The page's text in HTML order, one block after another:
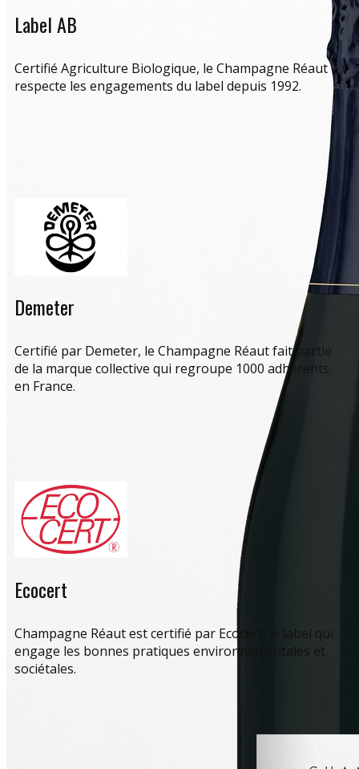
Label AB
Certifié Agriculture Biologique, le Champagne Réaut
respecte les engagements du label depuis 1992.
Demeter
Certifié par Demeter, le Champagne Réaut fait partie
de la marque collective qui regroupe 1000 adhérents
en France.
Ecocert
Champagne Réaut est certifié par Ecocert, le label qui
engage les bonnes pratiques environnementales et
sociétales.